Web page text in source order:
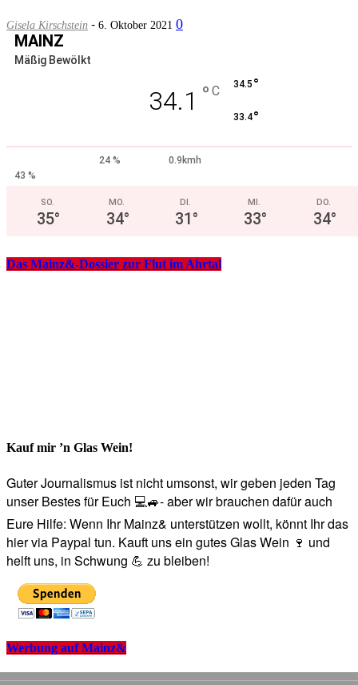
Gisela Kirschstein - 6. Oktober 2021 0
MAINZ
Mäßig Bewölkt
34.1 ° C 34.5 °
33.4°
24 %
0.9kmh
43 %
SO.
35°
MO.
34°
DI.
31°
MI.
33°
DO.
34°
Das Mainz&-Dossier zur Flut im Ahrtal
Kauf mir ’n Glas Wein!
Guter Journalismus ist nicht umsonst, wir geben jeden Tag
unser Bestes für Euch 💻🚙- aber wir brauchen dafür auch
Eure Hilfe: Wenn Ihr Mainz& unterstützen wollt, könnt Ihr das
hier via Paypal tun. Kauft uns ein gutes Glas Wein 🍷 und
helft uns, in Schwung 💪 zu bleiben!
Werbung auf Mainz&